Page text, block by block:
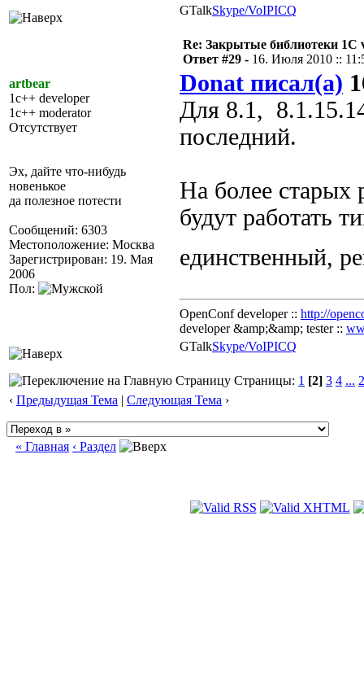
GTalkSkype/VoIPICQ
artbear
1c++ developer
1c++ moderator
Отсутствует
Эх, дайте что-нибудь
новенькое
да полезное потести
Сообщений: 6303
Местоположение: Москва
Зарегистрирован: 19. Мая
2006
Пол:
Re: Закрытые библиотеки 1С
Ответ #29 - 16. Июля 2010 ::
Donat писал(а)
Для 8.1,
последний.
На более старых
будут работать
единственный,
OpenConf developer :: http://
developer &amp;&amp; tester ::
GTalkSkype/VoIPICQ
Страницы: 1 [2] 3 4 ...
‹ Предыдущая Тема | Следующая Тема ›
« Главная ‹ Раздел